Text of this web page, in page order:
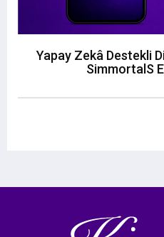
Yapay Zekâ Destekli
SimmortalS